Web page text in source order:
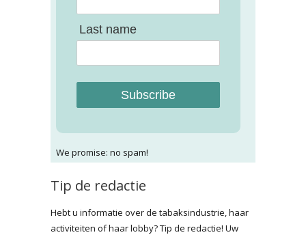
Last name
Subscribe
We promise: no spam!
Tip de redactie
Hebt u informatie over de tabaksindustrie, haar
activiteiten of haar lobby? Tip de redactie! Uw